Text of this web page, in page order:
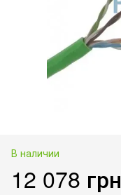
В наличии
12 078 грн